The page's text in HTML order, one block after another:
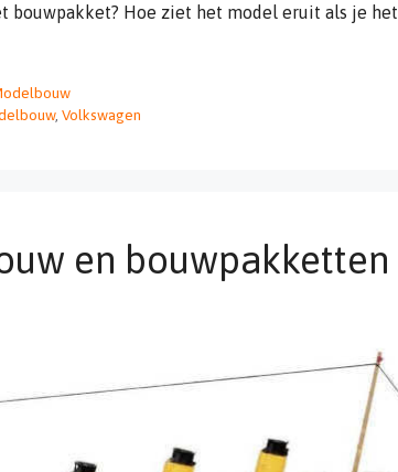
bouwpakket? Hoe ziet het model eruit als je het
, Volkswagen
en bouwpakketten